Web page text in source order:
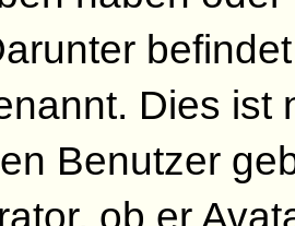
eine Signatur
an einen
zuerst in Ihrem
erstellt haben,